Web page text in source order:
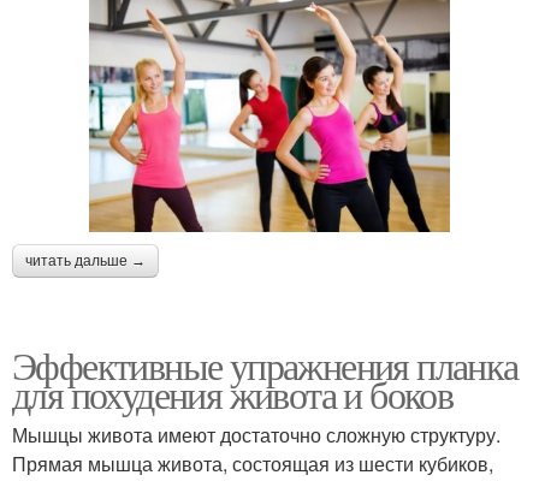
читать дальше →
Эффективные упражнения планка
для похудения живота и боков
Мышцы живота имеют достаточно сложную структуру.
Прямая мышца живота, состоящая из шести кубиков,